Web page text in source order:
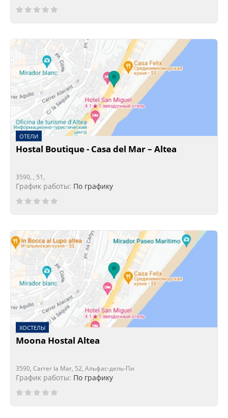
ОТЕЛИ
Hostal Boutique - Casa del Mar – Altea
3590, , 51,
График работы: По графику
ХОСТЕЛЫ
Moona Hostal Altea
3590, Carrer la Mar, 52, Альфас-дель-Пи
График работы: По графику